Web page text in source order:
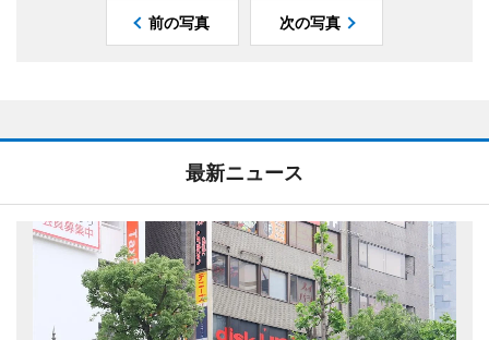
前の写真 次の写真
最新ニュース